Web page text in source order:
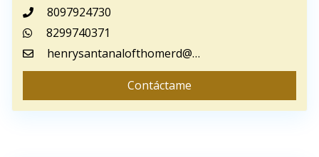
8097924730
8299740371
henrysantanalofthomerd@gmail.com
Contáctame